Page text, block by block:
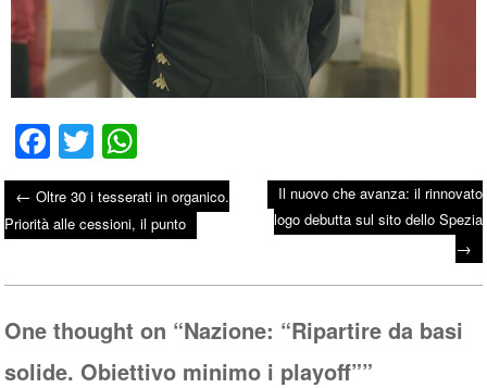
Fa
ce
bo
ok
T
wi
tte
r
ha
ts
A
pp
Post navigation
← Oltre 30 i tesserati in organico.
Priorità alle cessioni, il punto
Il nuovo che avanza: il rinnovato
logo debutta sul sito dello Spezia
→
One thought on “Nazione: “Ripartire da basi
solide. Obiettivo minimo i playoff””